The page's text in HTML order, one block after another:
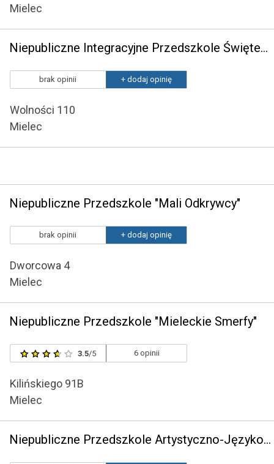
Mielec
Niepubliczne Integracyjne Przedszkole Świętego Józefa
brak opinii + dodaj opinię
Wolności 110
Mielec
Niepubliczne Przedszkole "Mali Odkrywcy"
brak opinii + dodaj opinię
Dworcowa 4
Mielec
Niepubliczne Przedszkole "Mieleckie Smerfy"
3.5/5 6 opinii
Kilińskiego 91B
Mielec
Niepubliczne Przedszkole Artystyczno-Językowe przy Centrum Edukacji i Rozwoju Dziecka"Żaczek"